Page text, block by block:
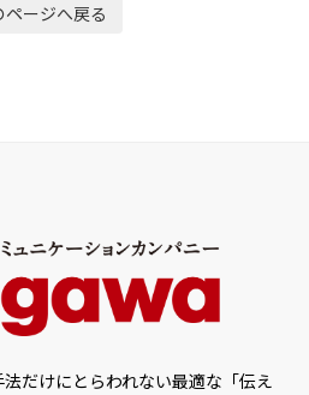
ページへ戻る
だけにとらわれない最適な「伝え